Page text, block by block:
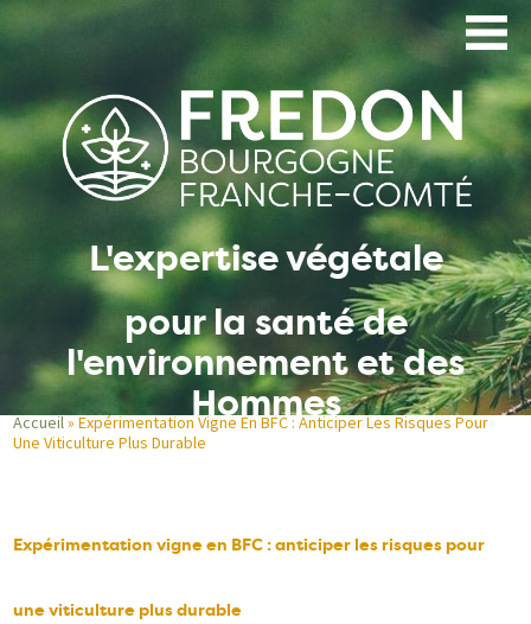
L'expertise végétale
pour la santé de
l'environnement et des
Hommes
Accueil Expérimentation Vigne En BFC : Anticiper Les Risques Pour
Une Viticulture Plus Durable
Expérimentation vigne en BFC : anticiper les risques pour
une viticulture plus durable